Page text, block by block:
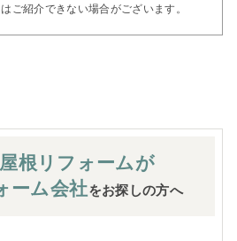
住まいの再生を私たちにお任せく
ご紹介できない場合がございます。
根 リフォームが
ーム会社をお探しの方へ